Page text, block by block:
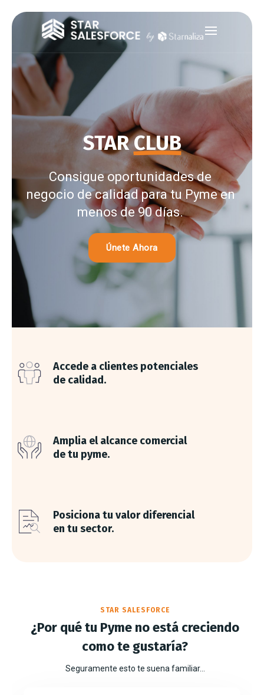
STARCLUB
Consigue oportunidades de
negocio de calidad para tu Pyme en
menos de 90 días.
Únete Ahora
Accede a clientes potenciales
de calidad.
Amplia el alcance comercial
de tu pyme.
Posiciona tu valor diferencial
en tu sector.
STAR SALESFORCE
¿Por qué tu Pyme no está creciendo
como te gustaría?
Seguramente esto te suena familiar…